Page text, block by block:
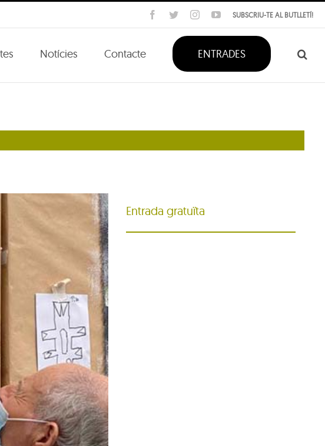
SUBSCRIU-TE AL BUTLLETÍ!
Facebook
TwitterInstagramYouTube
Notícies Contacte ENTRADES
Entrada gratuïta